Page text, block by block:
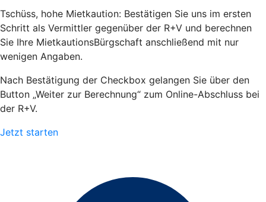
Tschüss, hohe Mietkaution: Bestätigen Sie uns im ersten
Schritt als Vermittler gegenüber der R+V und berechnen
Sie Ihre MietkautionsBürgschaft anschließend mit nur
wenigen Angaben.
Nach Bestätigung der Checkbox gelangen Sie über den
Button „Weiter zur Berechnung“ zum Online-Abschluss bei
der R+V.
Jetzt starten